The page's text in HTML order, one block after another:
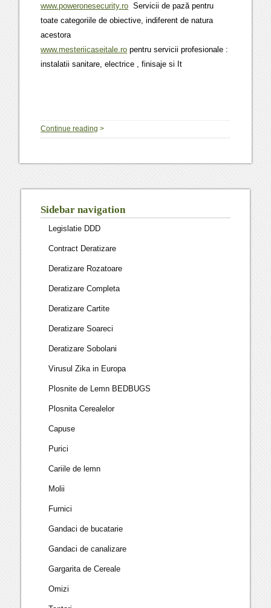
www.poweronesecurity.ro Servicii de pază pentru
toate categoriile de obiective, indiferent de natura
acestora
www.mesteriicaseitale.ro pentru servicii profesionale :
instalatii sanitare, electrice , finisaje si It
Continue reading >
Sidebar navigation
Legislatie DDD
Contract Deratizare
Deratizare Rozatoare
Deratizare Completa
Deratizare Cartite
Deratizare Soareci
Deratizare Sobolani
Virusul Zika in Europa
Plosnite de Lemn BEDBUGS
Plosnita Cerealelor
Capuse
Purici
Cariile de lemn
Molii
Furnici
Gandaci de bucatarie
Gandaci de canalizare
Gargarita de Cereale
Omizi